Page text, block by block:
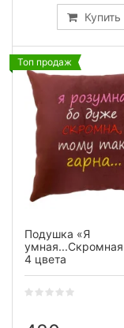
Купить
Топ продаж
Подушка «Я
4 цвета